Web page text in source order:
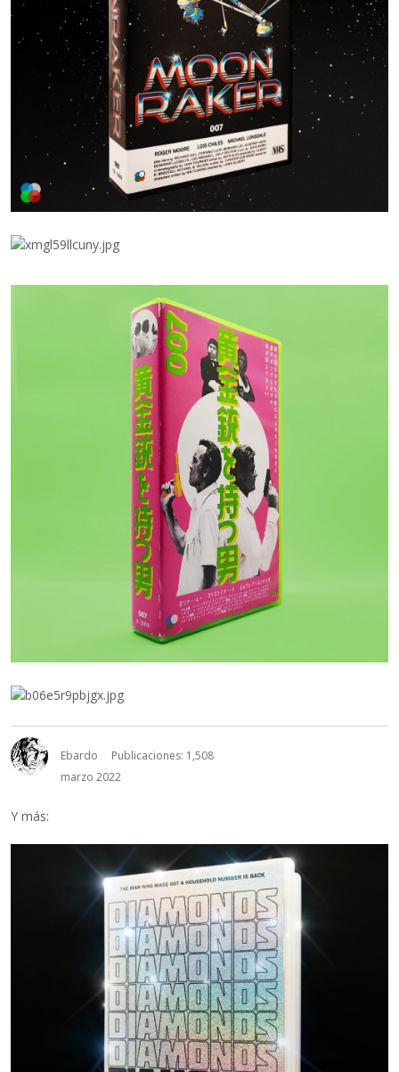
Ebardo
Publicaciones: 1,508
marzo 2022
Y más: